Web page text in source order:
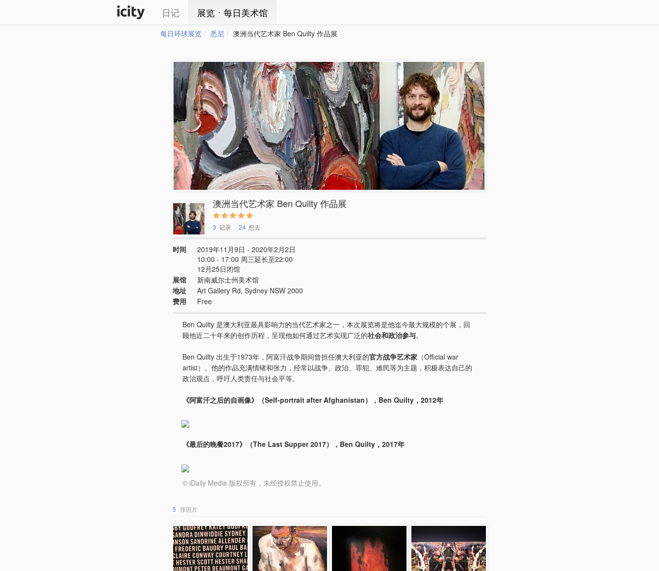
日记 展览ㆍ每日美术馆
每日环球展览 悉尼 澳洲当代艺术家 Ben Quilty 作品展
澳洲当代艺术家 Ben Quilty 作品展
3 记录 24 想去
时间
2019年11月9日 - 2020年2月2日
10:00 - 17:00 周三延长至22:00
12月25日闭馆
展馆
新南威尔士州美术馆
地址
Art Gallery Rd, Sydney NSW 2000
费用
Free
Ben Quilty 是澳大利亚最具影响力的当代艺术家之一，本次展览将是他迄今最大规模的个展，回
顾他近二十年来的创作历程，呈现他如何通过艺术实现广泛的社会和政治参与。
Ben Quilty 出生于1973年，阿富汗战争期间曾担任澳大利亚的官方战争艺术家 （Official war
artist）。他的作品充满情绪和张力，经常以战争、政治、罪犯、难民等为主题，积极表达自己的
政治观点，呼吁人类责任与社会平等。
《阿富汗之后的自画像》（Self-portrait after Afghanistan），Ben Quilty，2012年
《最后的晚餐2017》（The Last Supper 2017），Ben Quilty，2017年
© iDaily Media 版权所有，未经授权禁止使用。
5 张照片